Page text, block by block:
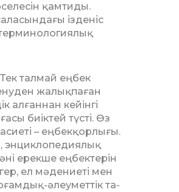
қамтиды.
ізденіс
талмай еңбек
жалықпаған
алғаннан кейінгі
биіктей түсті. Өз
– еңбекқорлығы.
энцикло­педия­лық
ерекше еңбектерін
ел мәдение­ті мен
әлеуметтік та­